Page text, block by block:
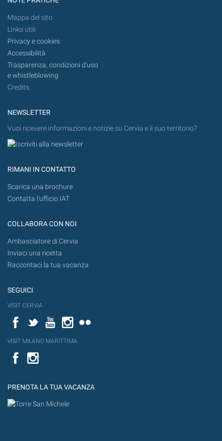
Mappa del sito
Links utili
Privacy e cookies
Accessibilità
Trasparenza, condizioni d'uso
e whistleblowing
Credits
NEWSLETTER
Vuoi ricevere informazioni e notizie su Cervia e il suo territorio?
RIMANI IN CONTATTO
Scarica una brochure
Contatta l'ufficio IAT
COLLABORA CON NOI
Ambasciatore di Cervia
Inviaci una ricetta
Raccontaci la tua vacanza
SEGUICI
VISIT CERVIA
FacebookTwitterYouTubeInstagram
VISIT MILANO MARITTIMA
Facebook
PRENOTA LA TUA VACANZA